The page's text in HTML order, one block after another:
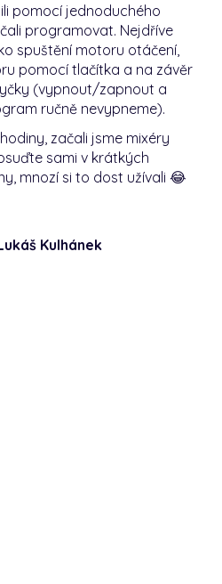
pomocí jednoduchého
programovat. Nejdříve
spuštění motoru otáčení,
pomocí tlačítka a na závěr
(vypnout/zapnout a
ručně nevypneme).
začali jsme mixéry
sami v krátkých
mnozí si to dost užívali 😂
Kulhánek